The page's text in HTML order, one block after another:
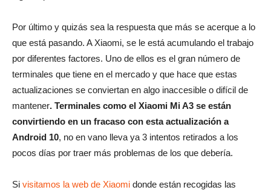
Por último y quizás sea la respuesta que más se acerque a lo
que está pasando. A Xiaomi, se le está acumulando el trabajo
por diferentes factores. Uno de ellos es el gran número de
terminales que tiene en el mercado y que hace que estas
actualizaciones se conviertan en algo inaccesible o difícil de
mantener. Terminales como el Xiaomi Mi A3 se están
convirtiendo en un fracaso con esta actualización a
Android 10, no en vano lleva ya 3 intentos retirados a los
pocos días por traer más problemas de los que debería.
Si visitamos la web de Xiaomi donde están recogidas las